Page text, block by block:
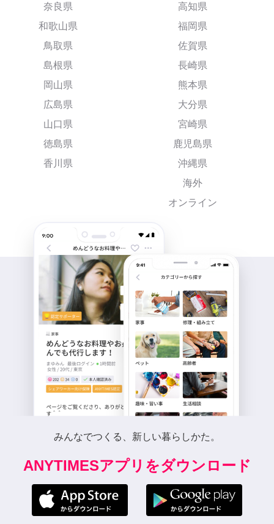
奈良県
和歌山県
鳥取県
島根県
岡山県
広島県
山口県
徳島県
香川県
高知県
福岡県
佐賀県
長崎県
熊本県
大分県
宮崎県
鹿児島県
沖縄県
海外
オンライン
みんなでつくる、新しい暮らしかた。
ANYTIMESアプリをダウンロード